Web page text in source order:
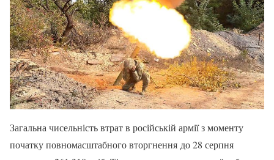
Загальна чисельність втрат в російській армії з моменту
початку повномасштабного вторгнення до 28 серпня